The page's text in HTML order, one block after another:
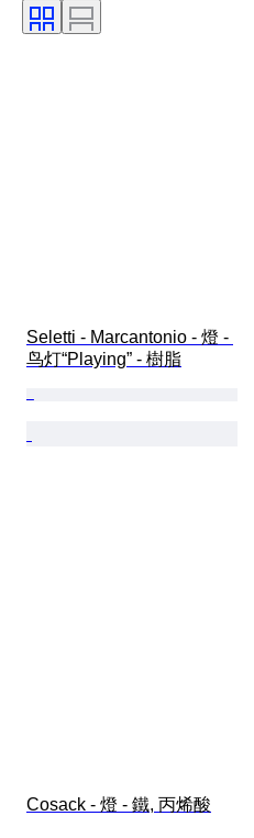
Seletti - Marcantonio - 燈 -
鸟灯“Playing” - 樹脂
Cosack - 燈 - 鐵, 丙烯酸